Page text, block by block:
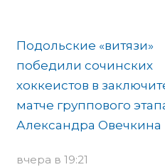
Подольские «витязи»
победили сочинских
хоккеистов в
матче группового
Александра Овечкина
вчера в 19:21